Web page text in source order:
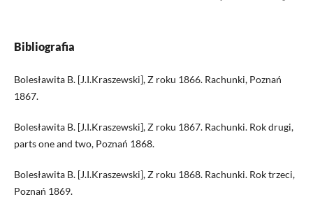
Bibliografia
Bolesławita B. [J.I.Kraszewski], Z roku 1866. Rachunki, Poznań
1867.
Bolesławita B. [J.I.Kraszewski], Z roku 1867. Rachunki. Rok drugi,
parts one and two, Poznań 1868.
Bolesławita B. [J.I.Kraszewski], Z roku 1868. Rachunki. Rok trzeci,
Poznań 1869.